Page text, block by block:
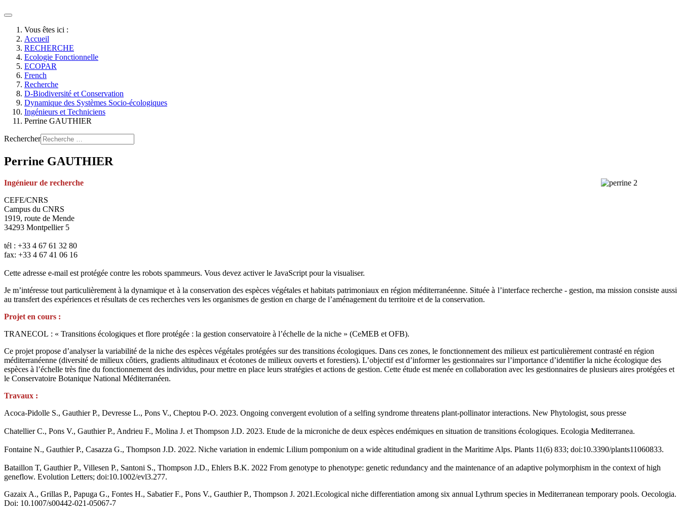
Vous êtes ici :
Accueil
RECHERCHE
Ecologie Fonctionnelle
ECOPAR
French
Recherche
D-Biodiversité et Conservation
Dynamique des Systèmes Socio-écologiques
Ingénieurs et Techniciens
Perrine GAUTHIER
Rechercher
Perrine GAUTHIER
Ingénieur de recherche
CEFE/CNRS
Campus du CNRS
1919, route de Mende
34293 Montpellier 5
tél : +33 4 67 61 32 80
fax: +33 4 67 41 06 16
Cette adresse e-mail est protégée contre les robots spammeurs. Vous devez activer le JavaScript pour la visualiser.
Je m’intéresse tout particulièrement à la dynamique et à la conservation des espèces végétales et habitats patrimoniaux en région méditerranéenne. Située à l’interface recherche - gestion, ma mission consiste aussi
au transfert des expériences et résultats de ces recherches vers les organismes de gestion en charge de l’aménagement du territoire et de la conservation.
Projet en cours :
TRANECOL : « Transitions écologiques et flore protégée : la gestion conservatoire à l’échelle de la niche » (CeMEB et OFB).
Ce projet propose d’analyser la variabilité de la niche des espèces végétales protégées sur des transitions écologiques. Dans ces zones, le fonctionnement des milieux est particulièrement contrasté en région
méditerranéenne (diversité de milieux côtiers, gradients altitudinaux et écotones de milieux ouverts et forestiers). L’objectif est d’informer les gestionnaires sur l’importance d’identifier la niche écologique des
espèces à l’échelle très fine du fonctionnement des individus, pour mettre en place leurs stratégies et actions de gestion. Cette étude est menée en collaboration avec les gestionnaires de plusieurs aires protégées et
le Conservatoire Botanique National Méditerranéen.
Travaux :
Acoca-Pidolle S., Gauthier P., Devresse L., Pons V., Cheptou P-O. 2023. Ongoing convergent evolution of a selfing syndrome threatens plant-pollinator interactions. New Phytologist, sous presse
Chatellier C., Pons V., Gauthier P., Andrieu F., Molina J. et Thompson J.D. 2023. Etude de la microniche de deux espèces endémiques en situation de transitions écologiques. Ecologia Mediterranea.
Fontaine N., Gauthier P., Casazza G., Thompson J.D. 2022. Niche variation in endemic Lilium pomponium on a wide altitudinal gradient in the Maritime Alps. Plants 11(6) 833; doi:10.3390/plants11060833.
Bataillon T, Gauthier P., Villesen P., Santoni S., Thompson J.D., Ehlers B.K. 2022 From genotype to phenotype: genetic redundancy and the maintenance of an adaptive polymorphism in the context of high
geneflow. Evolution Letters; doi:10.1002/evl3.277.
Gazaix A., Grillas P., Papuga G., Fontes H., Sabatier F., Pons V., Gauthier P., Thompson J. 2021.Ecological niche differentiation among six annual Lythrum species in Mediterranean temporary pools. Oecologia.
Doi: 10.1007/s00442-021-05067-7